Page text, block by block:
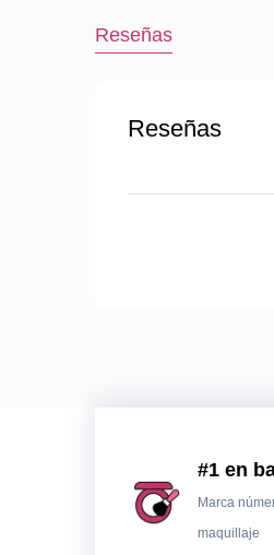
Reseñas
Reseñas
#1 en
Marca
maquillaje